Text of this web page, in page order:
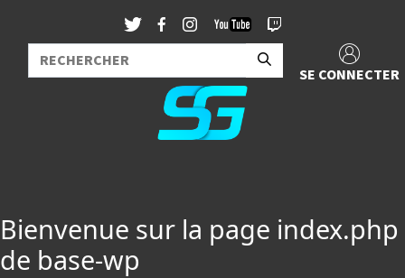
SE CONNECTER
Bienvenue sur la page index.php
de base-wp